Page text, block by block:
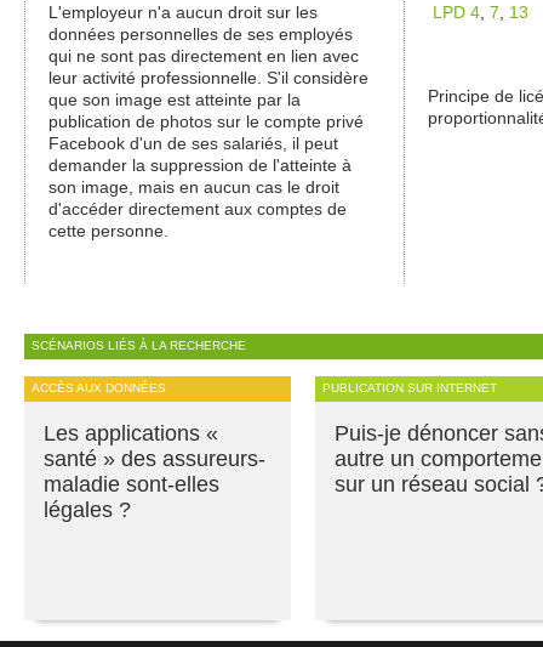
L'employeur n'a aucun droit sur les
données personnelles de ses employés
qui ne sont pas directement en lien avec
leur activité professionnelle. S'il considère
que son image est atteinte par la
publication de photos sur le compte privé
Facebook d'un de ses salariés, il peut
demander la suppression de l'atteinte à
son image, mais en aucun cas le droit
d'accéder directement aux comptes de
cette personne.
LPD 4 7 13
Principe de
SCÉNARIOS LIÉS À LA RECHERCHE
ACCÈS AUX DONNÉES
Les applications «
santé » des assureurs-
maladie sont-elles
légales ?
PUBLICATION SUR INTERNET
Puis-je dénoncer
autre un
sur un réseau social